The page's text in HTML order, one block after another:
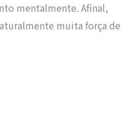
mentalmente. Afinal,
muita força de